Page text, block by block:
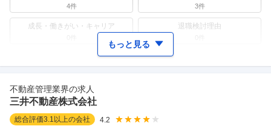
4件 3件
成長・働きがい・キャリア 退職検討理由
ワークライフバランス 女性の活躍・働きやすさ
副業
0件
人事・評価制度 入社理由・入社後ギャップ
もっと見る
不動産管理業界の求人
三井不動産株式会社
総合評価3.1 以上の会社 4.2